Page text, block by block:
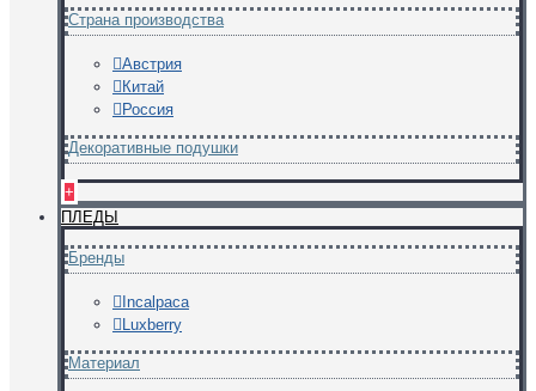
Страна производства
Австрия
Китай
Россия
Декоративные подушки
+
ПЛЕДЫ
Бренды
Incalpaca
Luxberry
Материал